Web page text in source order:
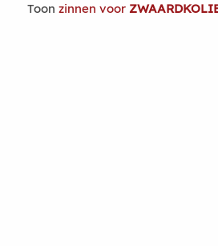
Toon zinnen voor